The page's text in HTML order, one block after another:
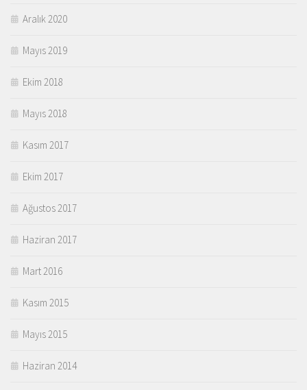
Aralık 2020
Mayıs 2019
Ekim 2018
Mayıs 2018
Kasım 2017
Ekim 2017
Ağustos 2017
Haziran 2017
Mart 2016
Kasım 2015
Mayıs 2015
Haziran 2014